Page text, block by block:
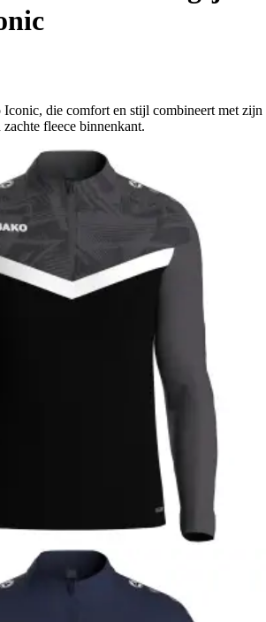
Iconic, die comfort en stijl combineert met zijn
fleece binnenkant.